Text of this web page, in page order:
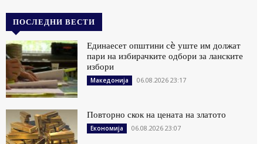
ПОСЛЕДНИ ВЕСТИ
Единаесет општини сè уште им должат
пари на избирачките одбори за ланските
избори
Македонија 06.08.2026 23:17
Повторно скок на цената на златото
Економија 06.08.2026 23:07